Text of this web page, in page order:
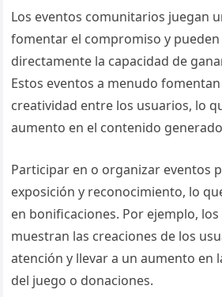
Los eventos comunitarios juegan
fomentar el compromiso y
directamente la capacidad de
Estos eventos a menudo
creatividad entre los usuarios, lo
aumento en el contenido
Participar en o organizar eventos
exposición y reconocimiento, lo
en bonificaciones. Por ejemplo,
muestran las creaciones de los
atención y llevar a un aumento en
del juego o donaciones.